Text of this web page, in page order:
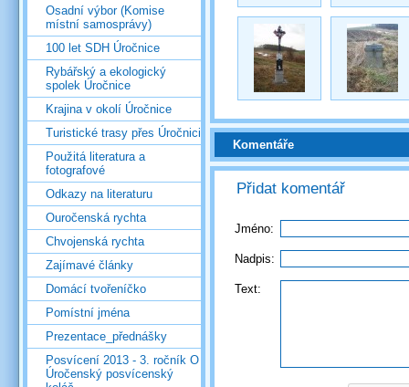
Komentáře
Přidat komentář
Jméno:
Nadpis:
Text:
Osadní výbor (Komise
místní samosprávy)
100 let SDH Úročnice
Rybářský a ekologický
spolek Úročnice
Krajina v okolí Úročnice
Turistické trasy přes Úročnici
Použitá literatura a
fotografové
Odkazy na literaturu
Ouročenská rychta
Chvojenská rychta
Zajímavé články
Domácí tvořeníčko
Pomístní jména
Prezentace_přednášky
Posvícení 2013 - 3. ročník O
Úročenský posvícenský